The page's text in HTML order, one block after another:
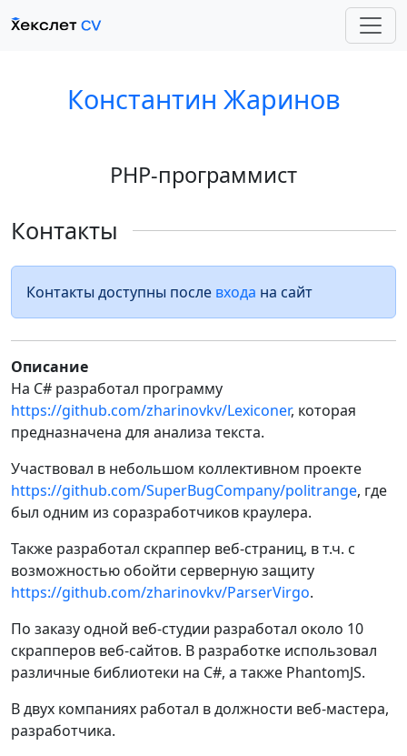
Константин Жаринов
PHP-программист
Контакты
Контакты доступны после входа на сайт
Описание
На C# разработал программу
https://github.com/zharinovkv/Lexiconer, которая
предназначена для анализа текста.
Участвовал в небольшом коллективном проекте
https://github.com/SuperBugCompany/politrange, где
был одним из соразработчиков краулера.
Также разработал скраппер веб-страниц, в т.ч. с
возможностью обойти серверную защиту
https://github.com/zharinovkv/ParserVirgo.
По заказу одной веб-студии разработал около 10
скрапперов веб-сайтов. В разработке использовал
различные библиотеки на C#, а также PhantomJS.
В двух компаниях работал в должности веб-мастера,
разработчика.